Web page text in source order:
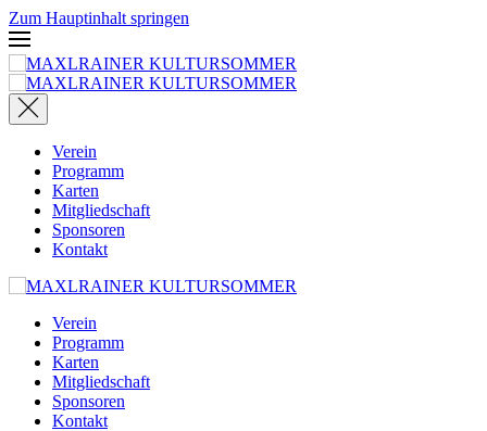
Zum Hauptinhalt springen
Verein
Programm
Karten
Mitgliedschaft
Sponsoren
Kontakt
Verein
Programm
Karten
Mitgliedschaft
Sponsoren
Kontakt